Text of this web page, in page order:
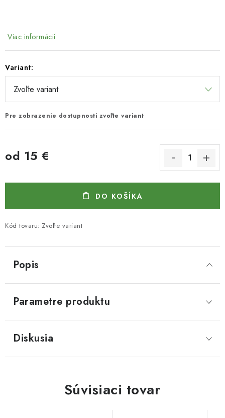
Viac informácií
Variant:
Pre zobrazenie dostupnosti zvoľte variant
od 15 €
DO KOŠÍKA
Kód tovaru: Zvoľte variant
Popis
Parametre produktu
Diskusia
Súvisiaci tovar